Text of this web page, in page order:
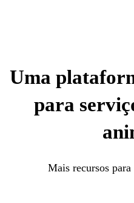
Uma
para
Mais recursos